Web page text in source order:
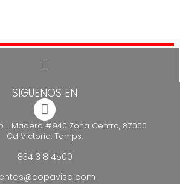
SIGUENOS EN
I. Madero #940 Zona Centro, 87000
Cd Victoria, Tamps.
834 318 4500